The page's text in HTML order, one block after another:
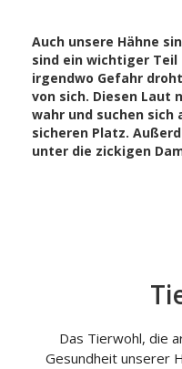
Auch unsere Hähne
sind ein wichtiger Teil
irgendwo Gefahr
von sich. Diesen Laut
wahr und suchen sich
sicheren Platz.
unter die zickigen
Das Tierwohl, die
Gesundheit unserer